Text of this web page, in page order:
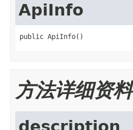
ApiInfo
public ApiInfo()
方法详细资料
description